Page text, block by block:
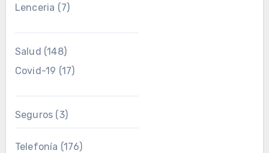
Lenceria (7)
Salud (148)
Covid-19 (17)
Seguros (3)
Telefonía (176)